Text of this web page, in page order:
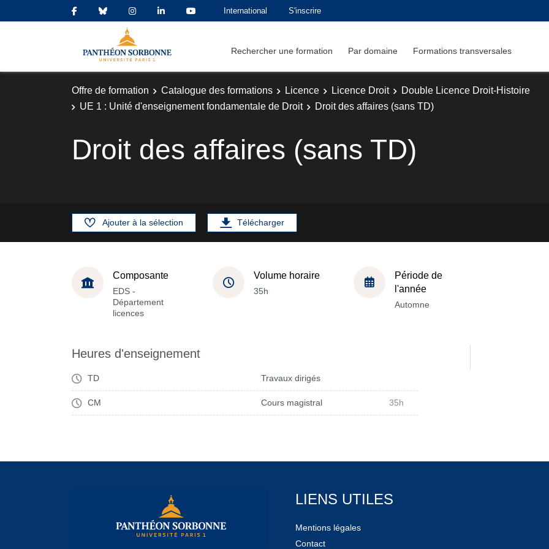
International S'inscrire
Rechercher une formation Par domaine Formations transversales
Offre de formation Catalogue des formations Licence Licence Droit
Double Licence Droit-Histoire
UE 1 : Unité d'enseignement fondamentale de Droit
Droit des affaires (sans TD)
Droit des affaires (sans TD)
Ajouter à la sélection Télécharger
Composante
EDS -
Département
licences
Volume horaire
35h
Période de
l'année
Automne
Heures d'enseignement
TD Travaux dirigés
CM Cours magistral 35h
LIENS UTILES
Mentions légales
Contact